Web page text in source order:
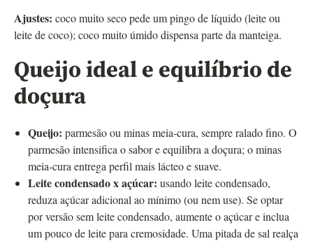
Ajustes: coco muito seco pede um pingo de líquido (leite ou
leite de coco); coco muito úmido dispensa parte da manteiga.
Queijo ideal e equilíbrio de
doçura
Queijo: parmesão ou minas meia‑cura, sempre ralado fino. O
parmesão intensifica o sabor e equilibra a doçura; o minas
meia‑cura entrega perfil mais lácteo e suave.
Leite condensado x açúcar: usando leite condensado,
reduza açúcar adicional ao mínimo (ou nem use). Se optar
por versão sem leite condensado, aumente o açúcar e inclua
um pouco de leite para cremosidade. Uma pitada de sal realça